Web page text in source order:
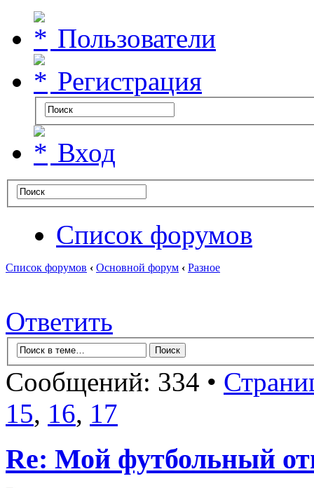
Пользователи
Регистрация
Вход
Список форумов
Список форумов ‹ Основной форум ‹ Разное
Ответить
Сообщений: 334 •
15, 16, 17
Re: Мой футбольный